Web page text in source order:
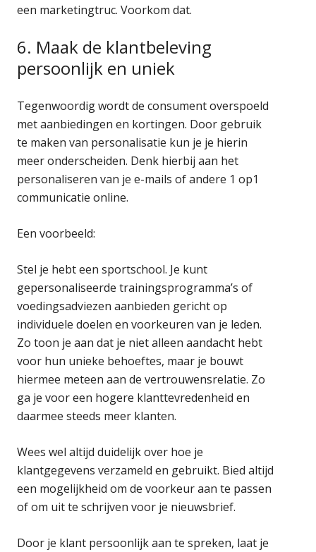
een marketingtruc. Voorkom dat.
6. Maak de klantbeleving
persoonlijk en uniek
Tegenwoordig wordt de consument overspoeld
met aanbiedingen en kortingen. Door gebruik
te maken van personalisatie kun je je hierin
meer onderscheiden. Denk hierbij aan het
personaliseren van je e-mails of andere 1 op1
communicatie online.
Een voorbeeld:
Stel je hebt een sportschool. Je kunt
gepersonaliseerde trainingsprogramma’s of
voedingsadviezen aanbieden gericht op
individuele doelen en voorkeuren van je leden.
Zo toon je aan dat je niet alleen aandacht hebt
voor hun unieke behoeftes, maar je bouwt
hiermee meteen aan de vertrouwensrelatie. Zo
ga je voor een hogere klanttevredenheid en
daarmee steeds meer klanten.
Wees wel altijd duidelijk over hoe je
klantgegevens verzameld en gebruikt. Bied altijd
een mogelijkheid om de voorkeur aan te passen
of om uit te schrijven voor je nieuwsbrief.
Door je klant persoonlijk aan te spreken, laat je